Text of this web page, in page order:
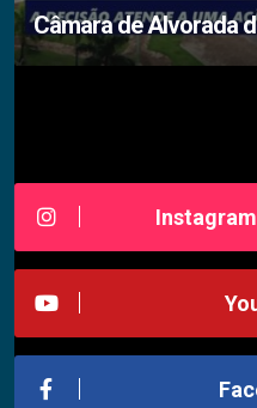
Câmara de Alvorada